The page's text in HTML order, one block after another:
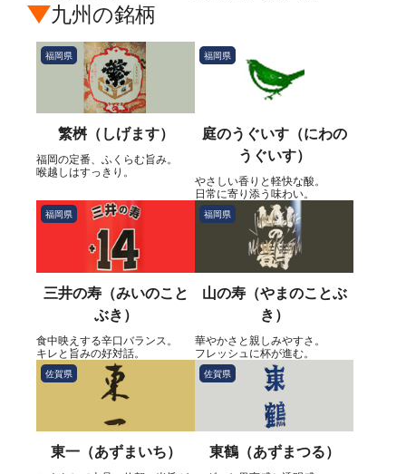
九州の銘柄
福岡県
繁桝（しげます）
福岡の定番、ふくらむ旨み。
喉越しはすっきり。
福岡県
庭のうぐいす（にわの
うぐいす）
やさしい香りと軽快な酸。
日常に寄り添う味わい。
福岡県
三井の寿（みいのこと
ぶき）
食中映えする辛口バランス。
キレと旨みの好対話。
福岡県
山の寿（やまのことぶ
き）
華やかさと親しみやすさ。
フレッシュに杯が進む。
佐賀県
東一（あずまいち）
佐賀県
東鶴（あずまつる）